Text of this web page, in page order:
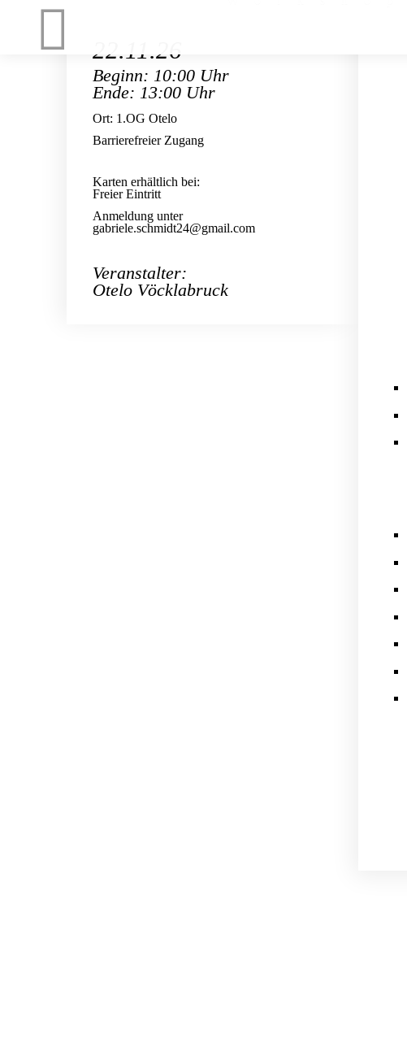
22.11.26
Beginn: 10:00 Uhr
Ende: 13:00 Uhr
Ort: 1.OG Otelo
Barrierefreier Zugang
Karten erhältlich bei:
Freier Eintritt
Anmeldung unter
gabriele.schmidt24@gmail.com
Veranstalter:
Otelo Vöcklabruck